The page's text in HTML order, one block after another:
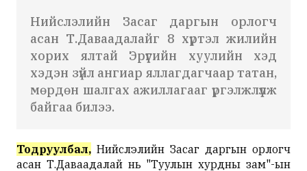
Нийслэлийн Засаг даргын орлогч
асан Т.Даваадалайг 8 хүртэл жилийн
хорих ялтай Эрүүгийн хуулийн хэд
хэдэн зүйл ангиар яллагдагчаар татан,
мөрдөн шалгах ажиллагааг үргэлжлүүлж
байгаа билээ.
Тодруулбал, Нийслэлийн Засаг даргын орлогч
асан Т.Даваадалай нь "Туулын хурдны зам"-ын